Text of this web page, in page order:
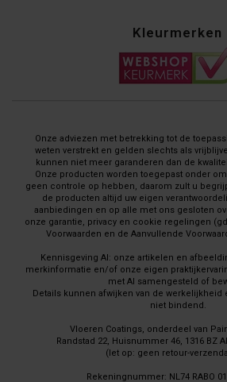
Kleurmerken
Onze adviezen met betrekking tot de
weten verstrekt en gelden slechts als
kunnen niet meer garanderen dan de
Onze producten worden toegepast onder
geen controle op hebben, daarom zult u
de producten altijd uw eigen
aanbiedingen en op alle met ons gesloten
onze garantie, privacy en cookie regelingen
Voorwaarden en de Aanvullende
Kennisgeving AI: onze artikelen en
merkinformatie en/of onze eigen
met AI samengesteld of
Details kunnen afwijken van de werkelijkheid
niet bindend.
Vloeren Coatings, onderdeel van
Randstad 22, Huisnummer 46, 1316 BZ
(let op: geen retour-
Rekeningnummer: NL74 RABO